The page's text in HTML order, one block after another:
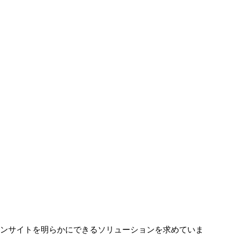
サイトを明らかにできるソリューションを求めていま